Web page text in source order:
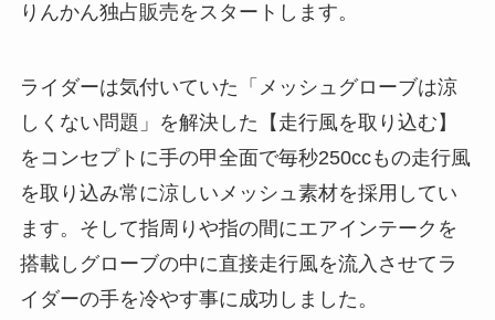
りんかん独占販売をスタートします。
ライダーは気付いていた「メッシュグローブは涼
しくない問題」を解決した【走行風を取り込む】
をコンセプトに手の甲全面で毎秒250ccもの走行風
を取り込み常に涼しいメッシュ素材を採用してい
ます。そして指周りや指の間にエアインテークを
搭載しグローブの中に直接走行風を流入させてラ
イダーの手を冷やす事に成功しました。